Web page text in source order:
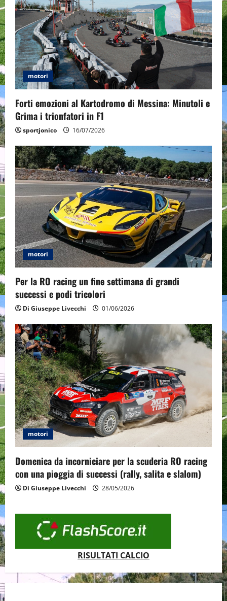
g
a
t
i
o
n
motori
Forti emozioni al Kartodromo di Messina: Minutoli e
Grima i trionfatori in F1
sportjonico 16/07/2026
motori
Per la RO racing un fine settimana di grandi
successi e podi tricolori
Di Giuseppe Livecchi 01/06/2026
motori
Domenica da incorniciare per la scuderia RO racing
con una pioggia di successi (rally, salita e slalom)
Di Giuseppe Livecchi 28/05/2026
RISULTATI CALCIO